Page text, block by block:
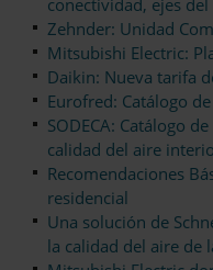
conectividad, ejes
Zehnder: Unidad
Mitsubishi Electric:
Daikin: Nueva tarifa
Eurofred: Catálogo
SODECA: Catálogo
calidad del aire
Recomendaciones
residencial
Una solución de
la calidad del aire de